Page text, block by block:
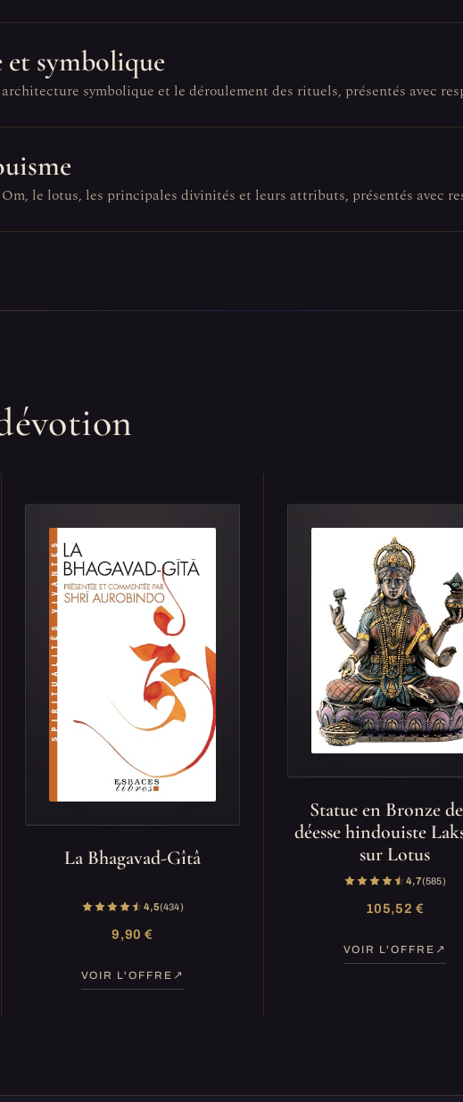
symbolique
symbolique et le déroulement des rituels, présentés avec
le lotus, les principales divinités et leurs attributs, présentés avec
La Bhagavad-Gîtâ
4,5(434)
9,90 €
VOIR L'OFFRE
Statue en Bronze
déesse hindouiste
sur Lotus
4,7(585)
105,52 €
VOIR L'OFFRE